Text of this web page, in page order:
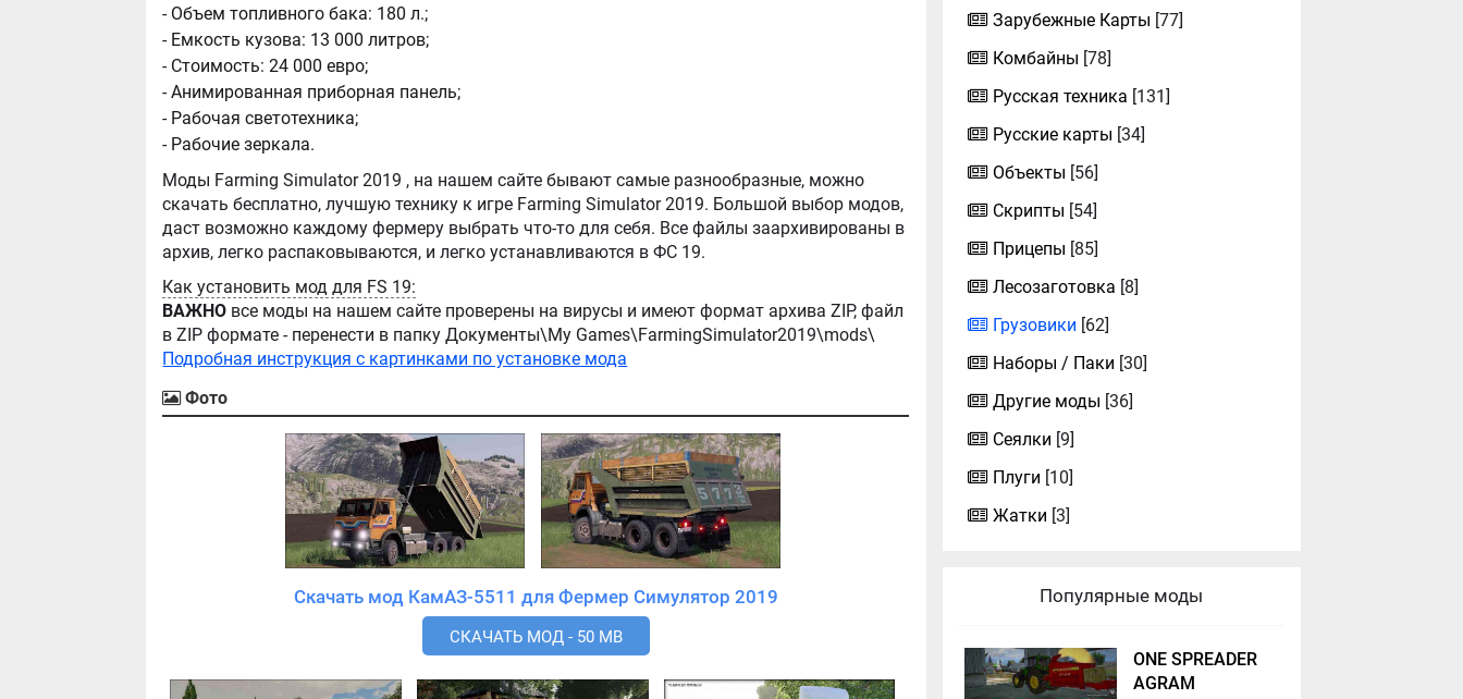
- Объем топливного бака: 180 л.;
- Емкость кузова: 13 000 литров;
- Стоимость: 24 000 евро;
- Анимированная приборная панель;
- Рабочая светотехника;
- Рабочие зеркала.
Моды Farming Simulator 2019 , на нашем сайте бывают самые разнообразные, можно
скачать бесплатно, лучшую технику к игре Farming Simulator 2019. Большой выбор модов,
даст возможно каждому фермеру выбрать что-то для себя. Все файлы заархивированы в
архив, легко распаковываются, и легко устанавливаются в ФС 19.
Как установить мод для FS 19:
ВАЖНО все моды на нашем сайте проверены на вирусы и имеют формат архива ZIP, файл
в ZIP формате - перенести в папку Документы\My Games\FarmingSimulator2019\mods\
Подробная инструкция с картинками по установке мода
Фото
Скачать мод КамАЗ-5511 для Фермер Симулятор 2019
СКАЧАТЬ МОД - 50 MB
Зарубежные Карты [77]
Комбайны [78]
Русская техника [131]
Русские карты [34]
Объекты [56]
Скрипты [54]
Прицепы [85]
Лесозаготовка [8]
Грузовики [62]
Наборы / Паки [30]
Другие моды [36]
Сеялки [9]
Плуги [10]
Жатки [3]
Популярные моды
ONE SPREADER
AGRAM